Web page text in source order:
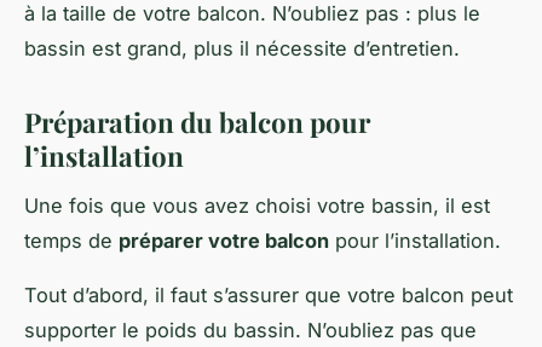
à la taille de votre balcon. N’oubliez pas : plus le
bassin est grand, plus il nécessite d’entretien.
Préparation du balcon pour
l’installation
Une fois que vous avez choisi votre bassin, il est
temps de préparer votre balcon pour l’installation.
Tout d’abord, il faut s’assurer que votre balcon peut
supporter le poids du bassin. N’oubliez pas que